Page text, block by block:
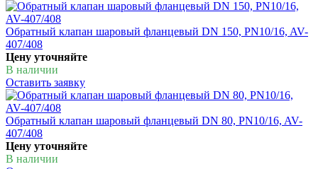
Обратный клапан шаровый фланцевый DN 150, PN10/16, AV-
407/408
Цену уточняйте
В наличии
Оставить заявку
Обратный клапан шаровый фланцевый DN 80, PN10/16, AV-
407/408
Цену уточняйте
В наличии